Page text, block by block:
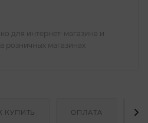
для интернет-магазина и
розничных магазинах
КУПИТЬ ОПЛАТА